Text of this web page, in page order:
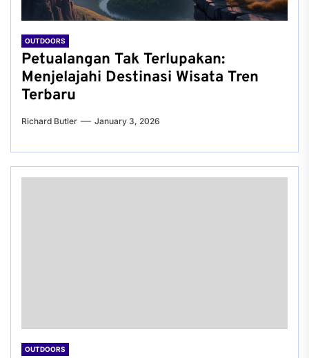
OUTDOORS
Petualangan Tak Terlupakan:
Menjelajahi Destinasi Wisata Tren
Terbaru
Richard Butler January 3, 2026
OUTDOORS